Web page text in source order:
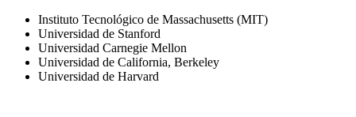
Instituto Tecnológico de Massachusetts (MIT)
Universidad de Stanford
Universidad Carnegie Mellon
Universidad de California, Berkeley
Universidad de Harvard